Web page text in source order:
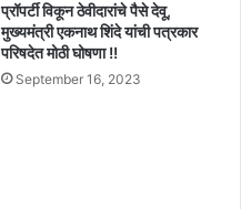
प्रॉपर्टी विकून ठेवीदारांचे पैसे देवू,
मुख्यमंत्री एकनाथ शिंदे यांची पत्रकार
परिषदेत मोठी घोषणा !!
September 16, 2023